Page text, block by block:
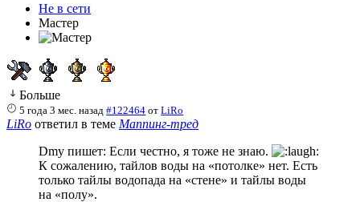
Не в сети
Мастер
Больше
5 года 3 мес. назад #122464 отLiRo
LiRo ответил в теме Маппинг-тред
Dmy пишет: Если честно, я тоже не знаю.
К сожалению, тайлов воды на «потолке» нет. Есть
только тайлы водопада на «стене» и тайлы воды
на «полу».